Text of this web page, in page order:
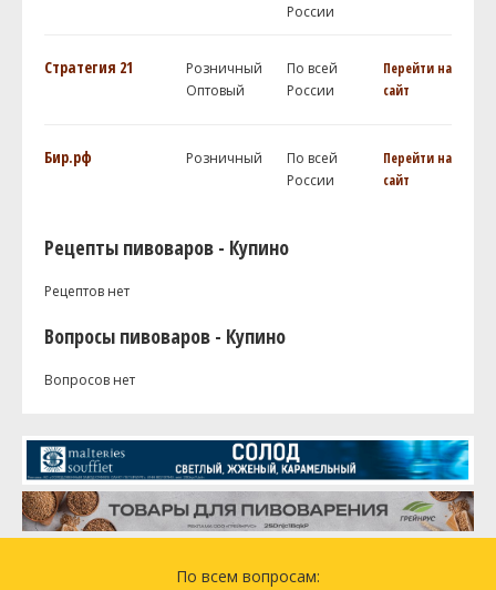
России
Стратегия 21
Розничный
Оптовый
По всей
России
Перейти на
сайт
Бир.рф Розничный
По всей
России
Перейти на
сайт
Рецепты пивоваров - Купино
Рецептов нет
Вопросы пивоваров - Купино
Вопросов нет
По всем вопросам: